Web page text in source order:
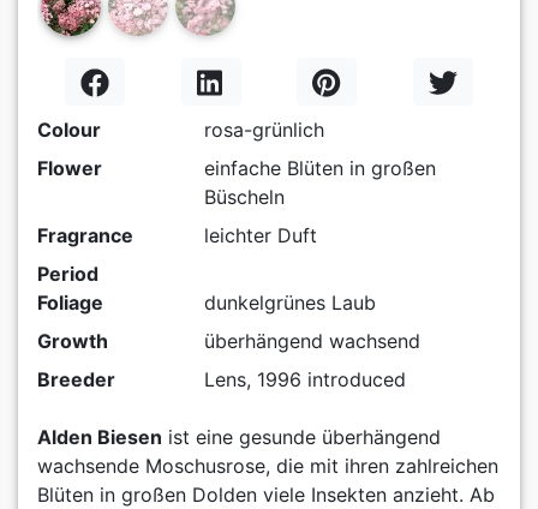
Colour
rosa-grünlich
Flower
einfache Blüten in großen
Büscheln
Fragrance
leichter Duft
Period
Foliage
dunkelgrünes Laub
Growth
überhängend wachsend
Breeder
Lens, 1996 introduced
Alden Biesen ist eine gesunde überhängend
wachsende Moschusrose, die mit ihren zahlreichen
Blüten in großen Dolden viele Insekten anzieht. Ab